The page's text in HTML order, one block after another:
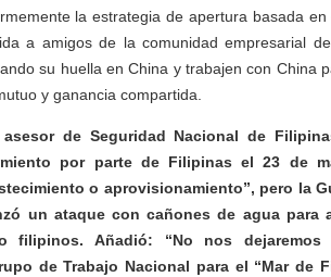
la estrategia de apertura basada
a amigos de la comunidad empresarial
su huella en China y trabajen con China
y ganancia compartida.
de Seguridad Nacional de
por parte de Filipinas el 23 de
o aprovisionamiento”, pero la
un ataque con cañones de agua para
filipinos. Añadió: “No nos
de Trabajo Nacional para el “Mar de